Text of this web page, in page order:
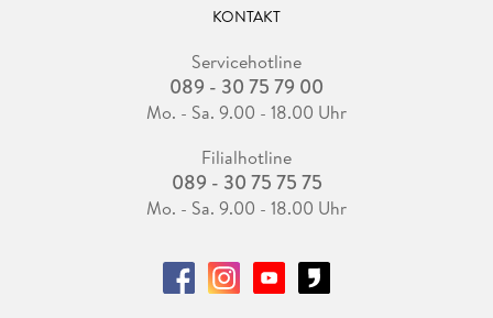
KONTAKT
Servicehotline
089 - 30 75 79 00
Mo. - Sa. 9.00 - 18.00 Uhr
Filialhotline
089 - 30 75 75 75
Mo. - Sa. 9.00 - 18.00 Uhr